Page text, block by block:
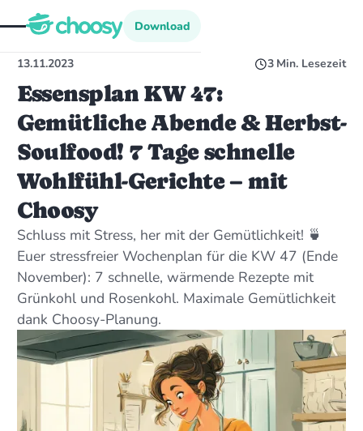
Download
Download
13.11.2023 3 Min. Lesezeit
Essensplan KW 47:
Gemütliche Abende & Herbst-
Soulfood! 7 Tage schnelle
Wohlfühl-Gerichte – mit
Choosy
Schluss mit Stress, her mit der Gemütlichkeit! 🍵
Euer stressfreier Wochenplan für die KW 47 (Ende
November): 7 schnelle, wärmende Rezepte mit
Grünkohl und Rosenkohl. Maximale Gemütlichkeit
dank Choosy-Planung.